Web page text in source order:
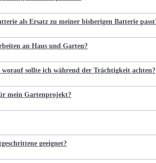
als Ersatz zu meiner bisherigen Batterie
an Haus und Garten?
sollte ich während der Trächtigkeit achten?
mein Gartenprojekt?
geeignet?